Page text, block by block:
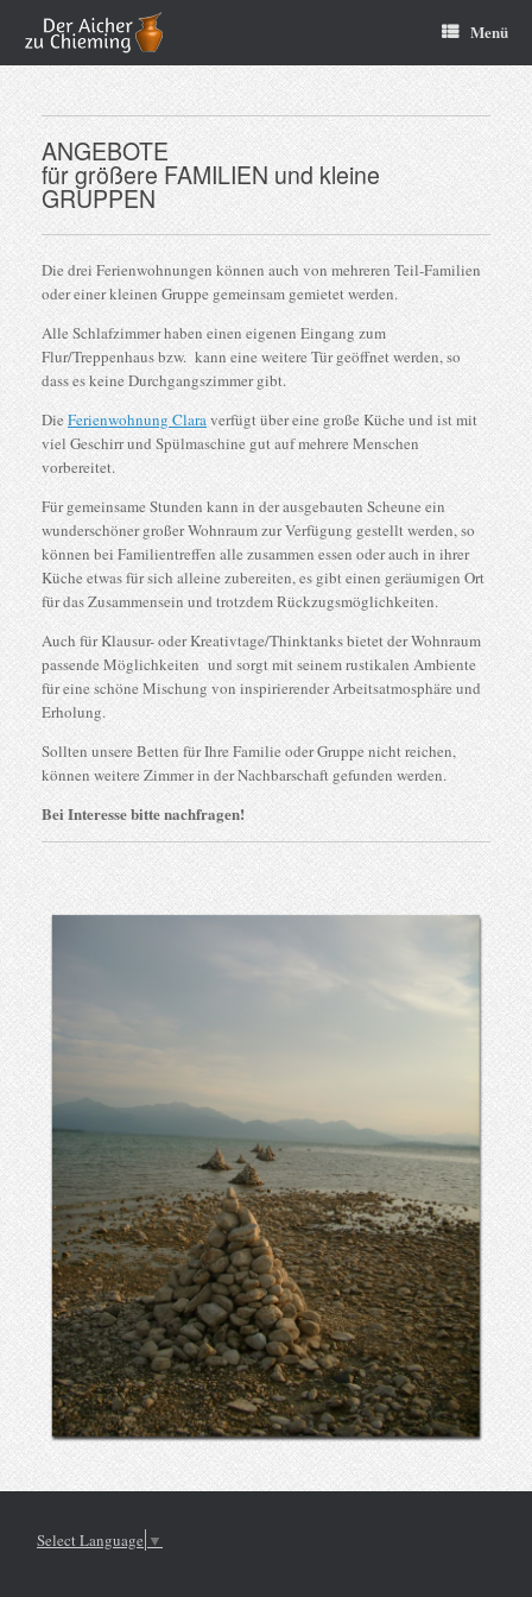
Menü
ANGEBOTE
für größere FAMILIEN und kleine
GRUPPEN
Die drei Ferienwohnungen können auch von mehreren Teil-Familien
oder einer kleinen Gruppe gemeinsam gemietet werden.
Alle Schlafzimmer haben einen eigenen Eingang zum
Flur/Treppenhaus bzw. kann eine weitere Tür geöffnet werden, so
dass es keine Durchgangszimmer gibt.
DieFerienwohnung Claraverfügt über eine große Küche und ist mit
viel Geschirr und Spülmaschine gut auf mehrere Menschen
vorbereitet.
Für gemeinsame Stunden kann in der ausgebauten Scheune ein
wunderschöner großer Wohnraum zur Verfügung gestellt werden, so
können bei Familientreffen alle zusammen essen oder auch in ihrer
Küche etwas für sich alleine zubereiten, es gibt einen geräumigen Ort
für das Zusammensein und trotzdem Rückzugsmöglichkeiten.
Auch für Klausur- oder Kreativtage/Thinktanks bietet der Wohnraum
passende Möglichkeiten und sorgt mit seinem rustikalen Ambiente
für eine schöne Mischung von inspirierender Arbeitsatmosphäre und
Erholung.
Sollten unsere Betten für Ihre Familie oder Gruppe nicht reichen,
können weitere Zimmer in der Nachbarschaft gefunden werden.
Bei Interesse bitte nachfragen!
Select Language ▼